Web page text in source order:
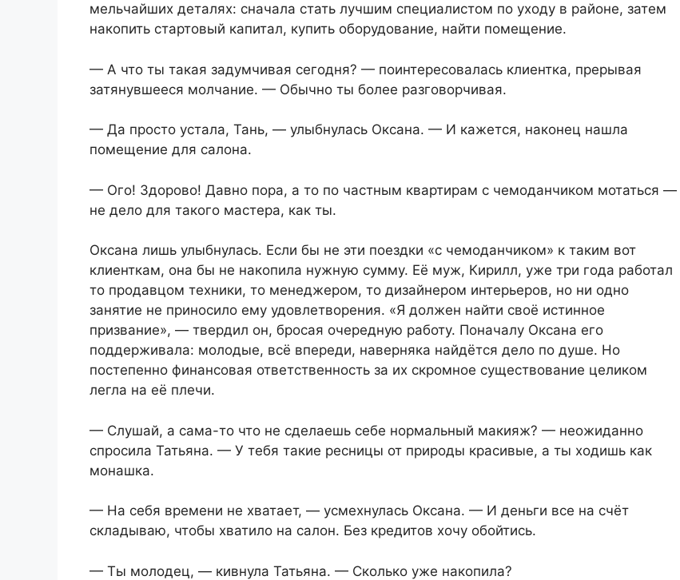
мельчайших деталях: сначала стать лучшим специалистом по уходу в районе, затем
накопить стартовый капитал, купить оборудование, найти помещение.
— А что ты такая задумчивая сегодня? — поинтересовалась клиентка, прерывая
затянувшееся молчание. — Обычно ты более разговорчивая.
— Да просто устала, Тань, — улыбнулась Оксана. — И кажется, наконец нашла
помещение для салона.
— Ого! Здорово! Давно пора, а то по частным квартирам с чемоданчиком мотаться —
не дело для такого мастера, как ты.
Оксана лишь улыбнулась. Если бы не эти поездки «с чемоданчиком» к таким вот
клиенткам, она бы не накопила нужную сумму. Её муж, Кирилл, уже три года работал
то продавцом техники, то менеджером, то дизайнером интерьеров, но ни одно
занятие не приносило ему удовлетворения. «Я должен найти своё истинное
призвание», — твердил он, бросая очередную работу. Поначалу Оксана его
поддерживала: молодые, всё впереди, наверняка найдётся дело по душе. Но
постепенно финансовая ответственность за их скромное существование целиком
легла на её плечи.
— Слушай, а сама-то что не сделаешь себе нормальный макияж? — неожиданно
спросила Татьяна. — У тебя такие ресницы от природы красивые, а ты ходишь как
монашка.
— На себя времени не хватает, — усмехнулась Оксана. — И деньги все на счёт
складываю, чтобы хватило на салон. Без кредитов хочу обойтись.
— Ты молодец, — кивнула Татьяна. — Сколько уже накопила?